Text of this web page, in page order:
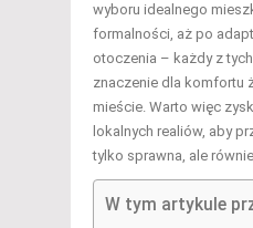
wyboru idealnego
formalności, aż po
otoczenia – każdy z
znaczenie dla komfortu
mieście. Warto więc
lokalnych realiów, aby
tylko sprawna, ale
W tym artykule